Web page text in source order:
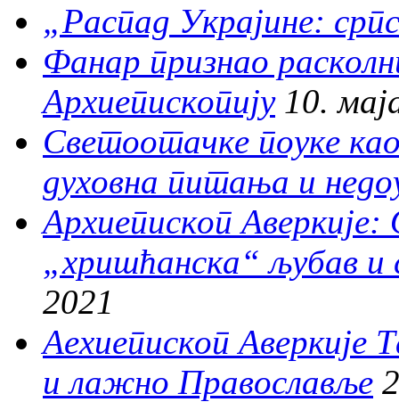
„Распад Украјине:
Фанар признао
Архиепископију 10.
Светоотачке поуке
духовна питања и
Архиепископ
„хришћанска“ љубав
2021
Аехиепископ
и лажно Православље